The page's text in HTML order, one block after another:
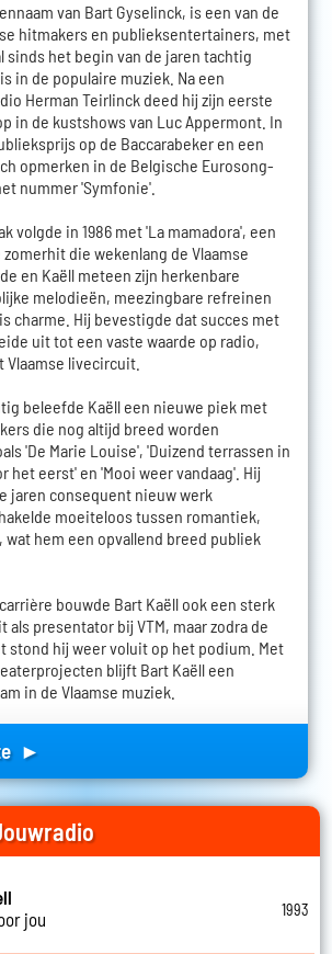
van Bart Gyselinck, is een van de
hitmakers en publieksentertainers, met
sinds het begin van de jaren tachtig
in de populaire muziek. Na een
Herman Teirlinck deed hij zijn eerste
in de kustshows van Luc Appermont. In
op de Baccarabeker en een
opmerken in de Belgische Eurosong-
nummer 'Symfonie'.
volgde in 1986 met 'La mamadora', een
die wekenlang de Vlaamse
en Kaëll meteen zijn herkenbare
melodieën, meezingbare refreinen
charme. Hij bevestigde dat succes met
uit tot een vaste waarde op radio,
livecircuit.
beleefde Kaëll een nieuwe piek met
die nog altijd breed worden
'De Marie Louise', 'Duizend terrassen in
het eerst' en 'Mooi weer vandaag'. Hij
jaren consequent nieuw werk
moeiteloos tussen romantiek,
wat hem een opvallend breed publiek
bouwde Bart Kaëll ook een sterk
presentator bij VTM, maar zodra de
stond hij weer voluit op het podium. Met
blijft Bart Kaëll een
in de Vlaamse muziek.
►
jou
1993